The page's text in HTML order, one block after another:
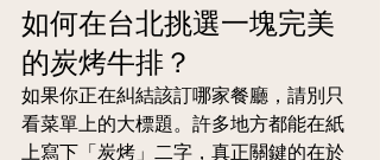
如何在台北挑選一塊完美
的炭烤牛排？
如果你正在糾結該訂哪家餐廳，請別只
看菜單上的大標題。許多地方都能在紙
上寫下「炭烤」二字，真正關鍵的在於